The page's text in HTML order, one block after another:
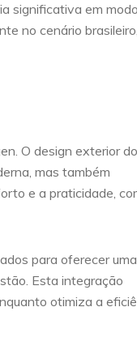
significativa em modo
no cenário brasileiro,
O design exterior
mas também
e a praticidade,
para oferecer uma
Esta integração
otimiza a